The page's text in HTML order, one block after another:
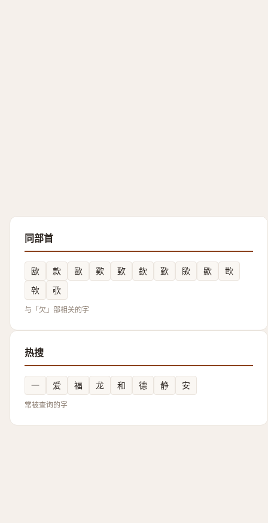
同部首
欭 款 歐 㰿 歅 欽 歏 㰺 歞
㰥
㰵
㰤
与「欠」部相关的字
热搜
一 爱 福 龙 和 德 静 安
常被查询的字